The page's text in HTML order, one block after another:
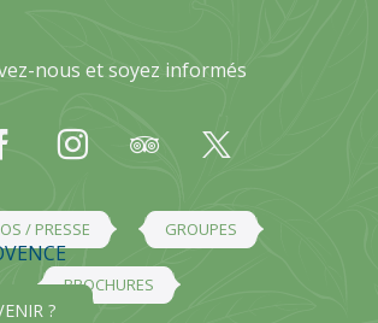
nous et soyez informés
/ PRESSE GROUPES
BROCHURES
?